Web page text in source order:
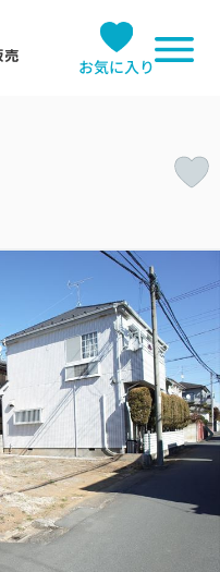
お気に入り